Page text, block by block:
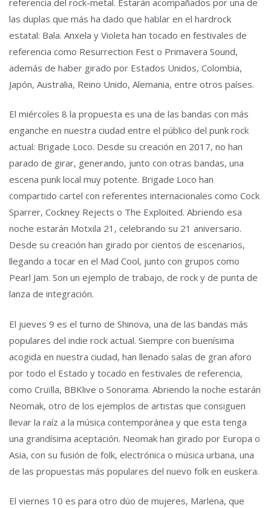
las duplas que más ha dado que hablar en el hardrock
estatal: Bala. Anxela y Violeta han tocado en festivales de
referencia como Resurrection Fest o Primavera Sound,
además de haber girado por Estados Unidos, Colombia,
Japón, Australia, Reino Unido, Alemania, entre otros países.
El miércoles 8 la propuesta es una de las bandas con más
enganche en nuestra ciudad entre el público del punk rock
actual: Brigade Loco. Desde su creación en 2017, no han
parado de girar, generando, junto con otras bandas, una
escena punk local muy potente. Brigade Loco han
compartido cartel con referentes internacionales como Cock
Sparrer, Cockney Rejects o The Exploited. Abriendo esa
noche estarán Motxila 21, celebrando su 21 aniversario.
Desde su creación han girado por cientos de escenarios,
llegando a tocar en el Mad Cool, junto con grupos como
Pearl Jam. Son un ejemplo de trabajo, de rock y de punta de
lanza de integración.
El jueves 9 es el turno de Shinova, una de las bandas más
populares del indie rock actual. Siempre con buenísima
acogida en nuestra ciudad, han llenado salas de gran aforo
por todo el Estado y tocado en festivales de referencia,
como Cruïlla, BBKlive o Sonorama. Abriendo la noche estarán
Neomak, otro de los ejemplos de artistas que consiguen
llevar la raíz a la música contemporánea y que esta tenga
una grandísima aceptación. Neomak han girado por Europa o
Asia, con su fusión de folk, electrónica o música urbana, una
de las propuestas más populares del nuevo folk en euskera.
El viernes 10 es para otro dúo de mujeres, Marlena, que